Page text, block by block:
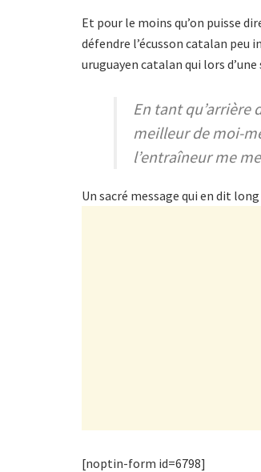
Et pour le moins qu’on puisse
défendre l’écusson catalan peu
uruguayen catalan qui lors d’une
En tant qu’arrière
meilleur de moi-
l’entraîneur me
Un sacré message qui en dit
[noptin-form id=6798]